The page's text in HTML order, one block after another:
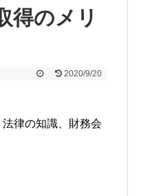
得のメリ
2020/9/20
律の知識、財務会